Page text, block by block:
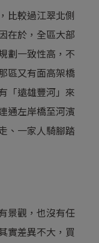
比較過江翠北側
在於，全區大部
劃一致性高，不
區又有面高架橋
「遠雄豐河」來
通左岸橋至河濱
、一家人騎腳踏
景觀，也沒有任
實差異不大，買